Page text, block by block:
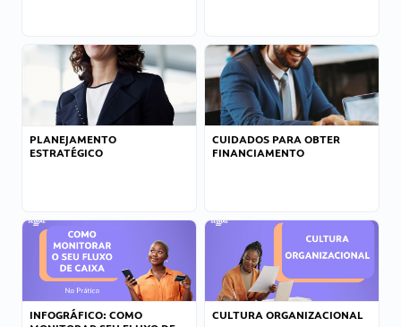
PLANEJAMENTO
ESTRATÉGICO
CUIDADOS PARA OBTER
FINANCIAMENTO
INFOGRÁFICO: COMO
CULTURA ORGANIZACIONAL